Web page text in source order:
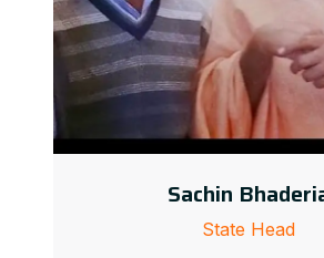
Sachin
State Head